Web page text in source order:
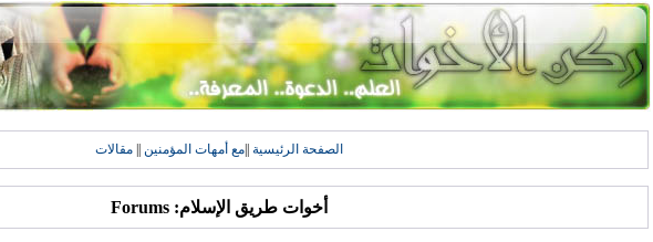
الصفحة الرئيسية مع أمهات المؤمنين مقالات
أخوات طريق الإسلام: Forums